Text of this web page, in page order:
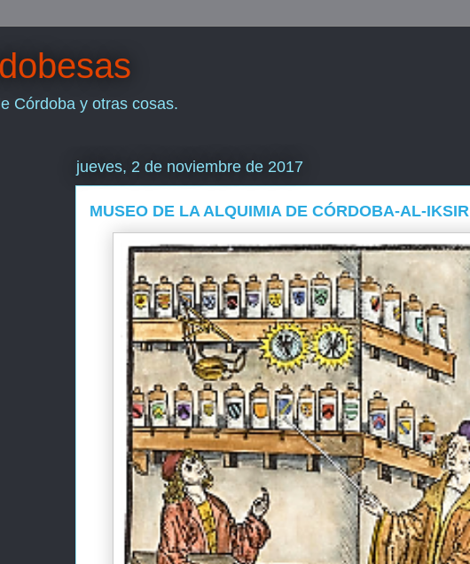
Córdoba y otras cosas.
jueves, 2 de noviembre de 2017
MUSEO DE LA ALQUIMIA DE CÓRDOBA-AL-IKSIR